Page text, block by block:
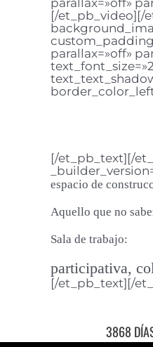
[/et_pb_video][/
parallax=»off»
[/et_pb_text][/
espacio de
Aquello que no
Sala de trabajo:
participativa,
[/et_pb_text][/
3868